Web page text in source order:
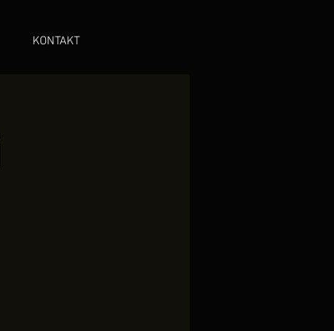
KONTAKT